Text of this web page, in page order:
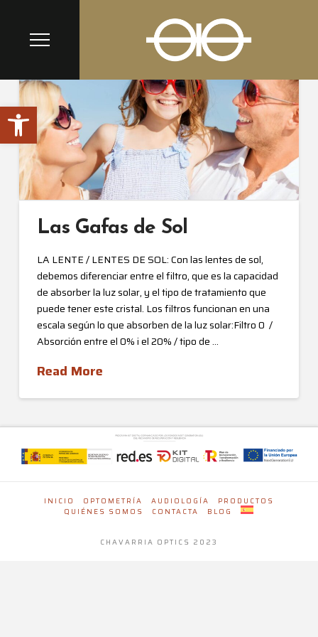
Abrir barra de herramientas
Las Gafas de Sol
LA LENTE / LENTES DE SOL: Con las lentes de sol,
debemos diferenciar entre el filtro, que es la capacidad
de absorber la luz solar, y el tipo de tratamiento que
puede tener este cristal. Los filtros funcionan en una
escala según lo que absorben de la luz solar:Filtro 0 /
Absorción entre el 0% i el 20% / tipo de …
Read More
INICIO OPTOMETRÍA AUDIOLOGÍA
PRODUCTOS
QUIÉNES SOMOS
CONTACTA BLOG
CHAVARRIA OPTICS 2023